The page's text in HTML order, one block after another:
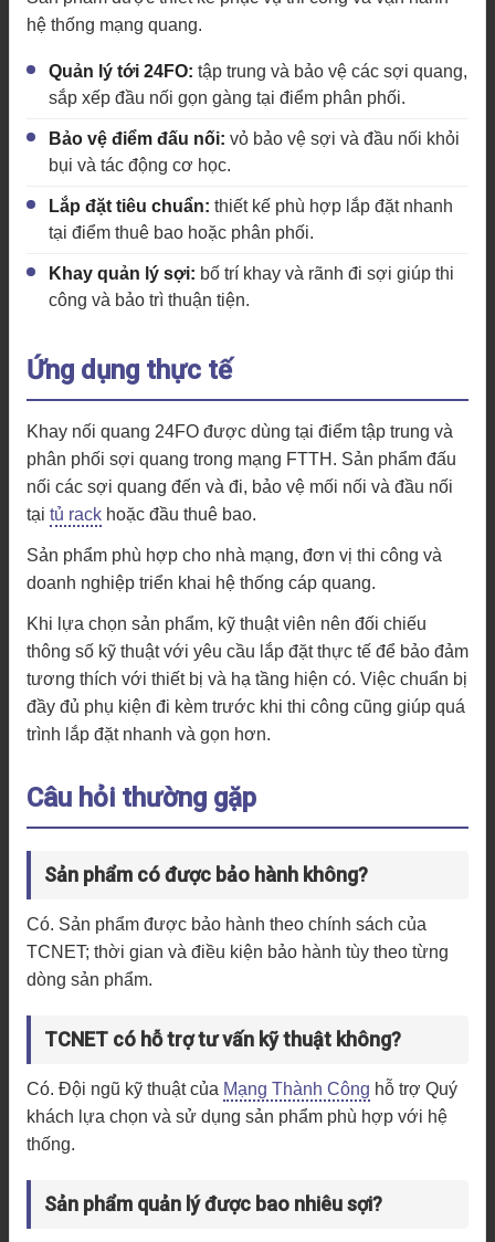
hệ thống mạng quang.
Quản lý tới 24FO: tập trung và bảo vệ các sợi quang,
sắp xếp đầu nối gọn gàng tại điểm phân phối.
Bảo vệ điểm đấu nối: vỏ bảo vệ sợi và đầu nối khỏi
bụi và tác động cơ học.
Lắp đặt tiêu chuẩn: thiết kế phù hợp lắp đặt nhanh
tại điểm thuê bao hoặc phân phối.
Khay quản lý sợi: bố trí khay và rãnh đi sợi giúp thi
công và bảo trì thuận tiện.
Ứng dụng thực tế
Khay nối quang 24FO được dùng tại điểm tập trung và
phân phối sợi quang trong mạng FTTH. Sản phẩm đấu
nối các sợi quang đến và đi, bảo vệ mối nối và đầu nối
tại tủ rack hoặc đầu thuê bao.
Sản phẩm phù hợp cho nhà mạng, đơn vị thi công và
doanh nghiệp triển khai hệ thống cáp quang.
Khi lựa chọn sản phẩm, kỹ thuật viên nên đối chiếu
thông số kỹ thuật với yêu cầu lắp đặt thực tế để bảo đảm
tương thích với thiết bị và hạ tầng hiện có. Việc chuẩn bị
đầy đủ phụ kiện đi kèm trước khi thi công cũng giúp quá
trình lắp đặt nhanh và gọn hơn.
Câu hỏi thường gặp
Sản phẩm có được bảo hành không?
Có. Sản phẩm được bảo hành theo chính sách của
TCNET; thời gian và điều kiện bảo hành tùy theo từng
dòng sản phẩm.
TCNET có hỗ trợ tư vấn kỹ thuật không?
Có. Đội ngũ kỹ thuật của Mạng Thành Công hỗ trợ Quý
khách lựa chọn và sử dụng sản phẩm phù hợp với hệ
thống.
Sản phẩm quản lý được bao nhiêu sợi?